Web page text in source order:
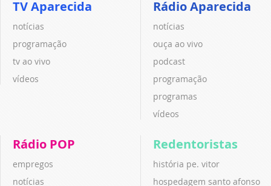
TV Aparecida
notícias
programação
tv ao vivo
vídeos
Rádio Aparecida
notícias
ouça ao vivo
podcast
programação
programas
vídeos
Rádio POP
empregos
notícias
Redentoristas
história pe. vitor
hospedagem santo afonso